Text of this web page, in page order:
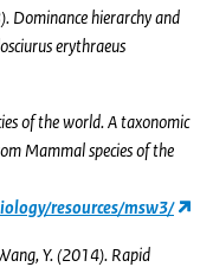
Dominance hierarchy and
erythraeus
of the world. A taxonomic
Mammal species of the
resources/msw3/
Y. (2014). Rapid